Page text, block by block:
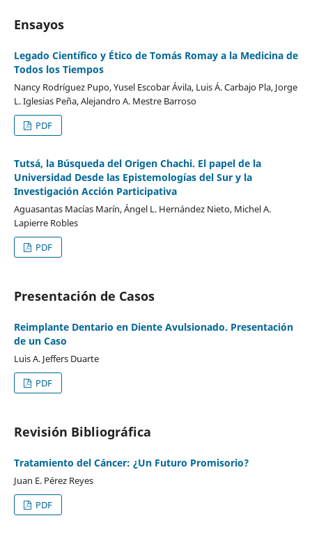
Ensayos
Legado Científico y Ético de Tomás Romay a la Medicina de
Todos los Tiempos
Nancy Rodríguez Pupo, Yusel Escobar Ávila, Luis Á. Carbajo Pla, Jorge
L. Iglesias Peña, Alejandro A. Mestre Barroso
PDF
Tutsá, la Búsqueda del Origen Chachi. El papel de la
Universidad Desde las Epistemologías del Sur y la
Investigación Acción Participativa
Aguasantas Macías Marín, Ángel L. Hernández Nieto, Michel A.
Lapierre Robles
PDF
Presentación de Casos
Reimplante Dentario en Diente Avulsionado. Presentación
de un Caso
Luis A. Jeffers Duarte
PDF
Revisión Bibliográfica
Tratamiento del Cáncer: ¿Un Futuro Promisorio?
Juan E. Pérez Reyes
PDF